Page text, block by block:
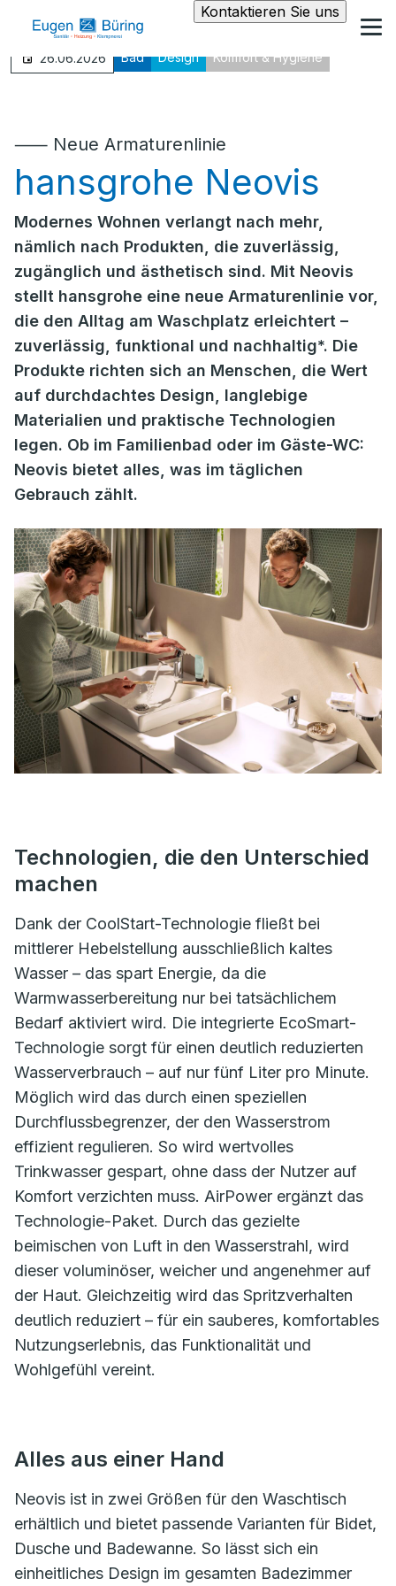
Kontaktieren Sie uns
26.06.2026 Bad Design Komfort & Hygiene
⸺ Neue Armaturenlinie
hansgrohe Neovis
Modernes Wohnen verlangt nach mehr,
nämlich nach Produkten, die zuverlässig,
zugänglich und ästhetisch sind. Mit Neovis
stellt hansgrohe eine neue Armaturenlinie vor,
die den Alltag am Waschplatz erleichtert –
zuverlässig, funktional und nachhaltig*. Die
Produkte richten sich an Menschen, die Wert
auf durchdachtes Design, langlebige
Materialien und praktische Technologien
legen. Ob im Familienbad oder im Gäste-WC:
Neovis bietet alles, was im täglichen
Gebrauch zählt.
Technologien, die den Unterschied
machen
Dank der CoolStart-Technologie fließt bei
mittlerer Hebelstellung ausschließlich kaltes
Wasser – das spart Energie, da die
Warmwasserbereitung nur bei tatsächlichem
Bedarf aktiviert wird. Die integrierte EcoSmart-
Technologie sorgt für einen deutlich reduzierten
Wasserverbrauch – auf nur fünf Liter pro Minute.
Möglich wird das durch einen speziellen
Durchflussbegrenzer, der den Wasserstrom
effizient regulieren. So wird wertvolles
Trinkwasser gespart, ohne dass der Nutzer auf
Komfort verzichten muss. AirPower ergänzt das
Technologie-Paket. Durch das gezielte
beimischen von Luft in den Wasserstrahl, wird
dieser voluminöser, weicher und angenehmer auf
der Haut. Gleichzeitig wird das Spritzverhalten
deutlich reduziert – für ein sauberes, komfortables
Nutzungserlebnis, das Funktionalität und
Wohlgefühl vereint.
Alles aus einer Hand
Neovis ist in zwei Größen für den Waschtisch
erhältlich und bietet passende Varianten für Bidet,
Dusche und Badewanne. So lässt sich ein
einheitliches Design im gesamten Badezimmer